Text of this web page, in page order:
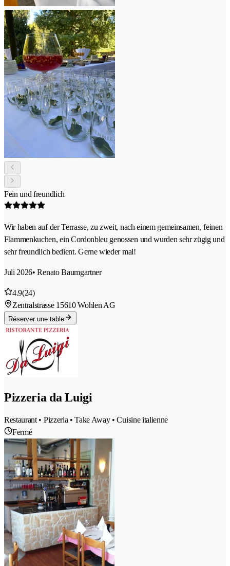
Fein und freundlich
Wir haben auf der Terrasse, zu zweit, nach einem gemeinsamen, feinen
Flammenkuchen, ein Cordonbleu genossen und wurden sehr zügig und
sehr freundlich bedient. Gerne wieder mal!
Juli 2026• Renato Baumgartner
4.9(24)
Zentralstrasse 1 5610 Wohlen AG
Réserver une table
Pizzeria da Luigi
Restaurant • Pizzeria • Take Away • Cuisine italienne
Fermé